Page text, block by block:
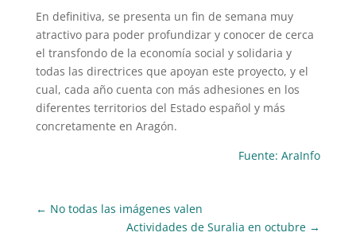
En definitiva, se presenta un fin de semana muy
atractivo para poder profundizar y conocer de cerca
el transfondo de la economía social y solidaria y
todas las directrices que apoyan este proyecto, y el
cual, cada año cuenta con más adhesiones en los
diferentes territorios del Estado español y más
concretamente en Aragón.
Fuente: AraInfo
← No todas las imágenes valen
Actividades de Suralia en octubre →